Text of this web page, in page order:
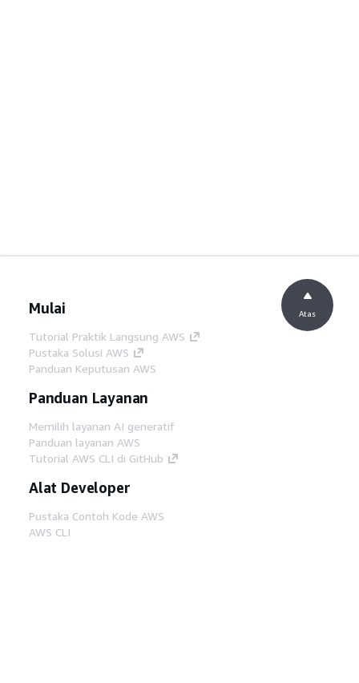
Mulai
Tutorial Praktik Langsung AWS
Pustaka Solusi AWS
Panduan Keputusan AWS
Panduan Layanan
Memilih layanan AI generatif
Panduan layanan AWS
Tutorial AWS CLI di GitHub
Alat Developer
Pustaka Contoh Kode AWS
AWS CLI
Atas